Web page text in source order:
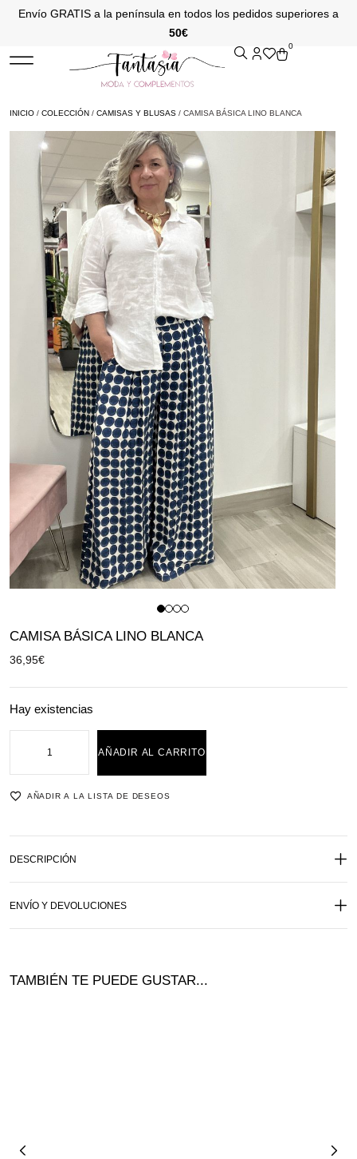
Envío GRATIS a la península en todos los pedidos superiores a
50€
0
INICIO / COLECCIÓN / CAMISAS Y BLUSAS / CAMISA BÁSICA LINO BLANCA
CAMISA BÁSICA LINO BLANCA
36,95€
Hay existencias
AÑADIR AL CARRITO
AÑADIR A LA LISTA DE DESEOS
DESCRIPCIÓN
ENVÍO Y DEVOLUCIONES
TAMBIÉN TE PUEDE GUSTAR...